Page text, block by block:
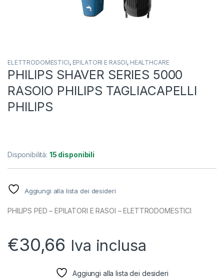
ELETTRODOMESTICI, EPILATORI E RASOI, HEALTHCARE
PHILIPS SHAVER SERIES 5000
RASOIO PHILIPS TAGLIACAPELLI
PHILIPS
Disponibilità: 15 disponibili
Aggiungi alla lista dei desideri
PHILIPS PED – EPILATORI E RASOI – ELETTRODOMESTICI
€30,66 Iva inclusa
Aggiungi alla lista dei desideri